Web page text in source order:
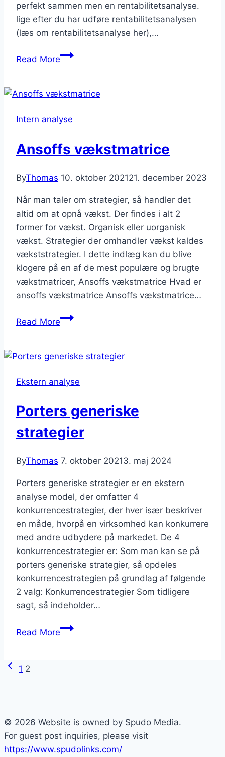
perfekt sammen men en rentabilitetsanalyse.
lige efter du har udføre rentabilitetsanalysen
(læs om rentabilitetsanalyse her),…
Read MoreDuPont
Intern analyse
Ansoffs vækstmatrice
ByThomas 10. oktober 202121. december 2023
Når man taler om strategier, så handler det
altid om at opnå vækst. Der findes i alt 2
former for vækst. Organisk eller uorganisk
vækst. Strategier der omhandler vækst kaldes
vækststrategier. I dette indlæg kan du blive
klogere på en af de mest populære og brugte
vækstmatricer, Ansoffs vækstmatrice Hvad er
ansoffs vækstmatrice Ansoffs vækstmatrice…
Read MoreAnsoffs
Ekstern analyse
Porters generiske
strategier
ByThomas 7. oktober 20213. maj 2024
Porters generiske strategier er en ekstern
analyse model, der omfatter 4
konkurrencestrategier, der hver især beskriver
en måde, hvorpå en virksomhed kan konkurrere
med andre udbydere på markedet. De 4
konkurrencestrategier er: Som man kan se på
porters generiske strategier, så opdeles
konkurrencestrategien på grundlag af følgende
2 valg: Konkurrencestrategier Som tidligere
sagt, så indeholder…
Read MorePorters
Page
1 2
© 2026 Website is owned by Spudo Media.
For guest post inquiries, please visit
https://www.spudolinks.com/